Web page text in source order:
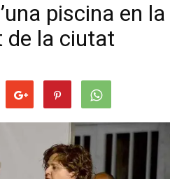
piscina en la
de la ciutat